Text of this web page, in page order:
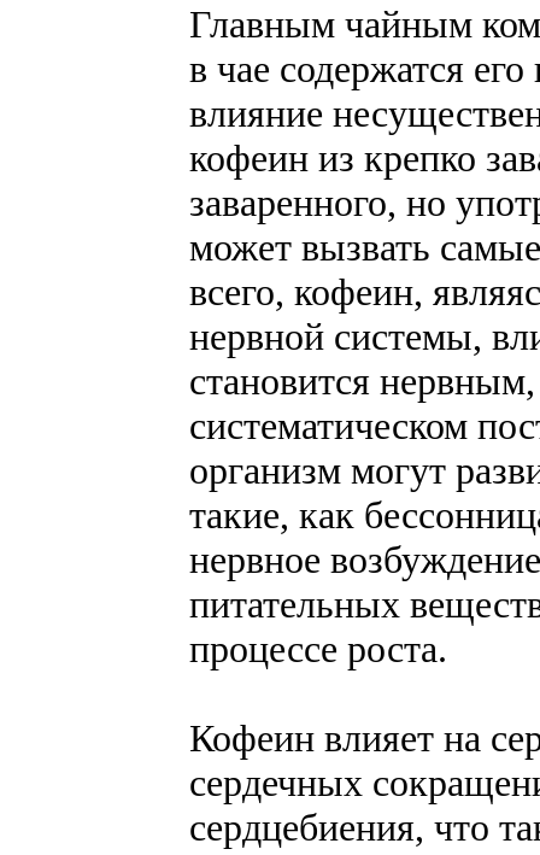
Главным чайным
в чае содержатся
влияние
кофеин из крепко
заваренного, но
может вызвать
всего, кофеин,
нервной системы,
становится
систематическом
организм могут
такие, как
нервное
питательных
процессе роста.
Кофеин влияет на
сердечных
сердцебиения, что